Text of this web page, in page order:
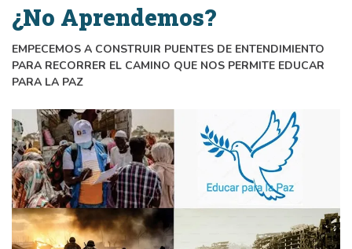
¿No Aprendemos?
EMPECEMOS A CONSTRUIR PUENTES DE ENTENDIMIENTO
PARA RECORRER EL CAMINO QUE NOS PERMITE EDUCAR
PARA LA PAZ